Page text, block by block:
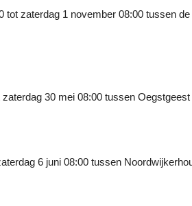
tot zaterdag 1 november 08:00 tussen
30 mei 08:00 tussen
6 juni 08:00 tussen